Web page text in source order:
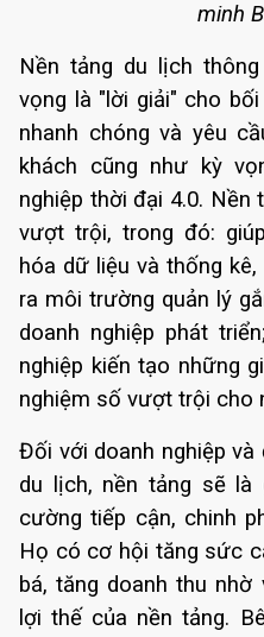
minh
Nền tảng du lịch
vọng là "lời giải" cho
nhanh chóng và yêu
khách cũng như kỳ
nghiệp thời đại 4.0. Nền
vượt trội, trong đó:
hóa dữ liệu và thống
ra môi trường quản lý
doanh nghiệp phát
nghiệp kiến tạo những
nghiệm số vượt trội cho
Đối với doanh nghiệp
du lịch, nền tảng sẽ
cường tiếp cận, chinh
Họ có cơ hội tăng sức
bá, tăng doanh thu
lợi thế của nền tảng.